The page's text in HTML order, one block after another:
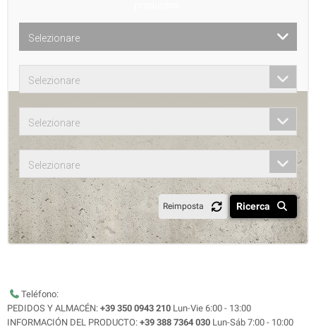
Selezionare
Selezionare
Selezionare
Selezionare
Reimposta Ricerca
Teléfono:
PEDIDOS Y ALMACÉN: +39 350 0943 210 Lun-Vie 6:00 - 13:00
INFORMACIÓN DEL PRODUCTO: +39 388 7364 030 Lun-Sáb 7:00 - 10:00